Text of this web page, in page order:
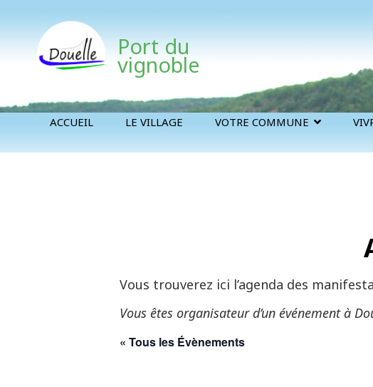
Port du
vignoble
ACCUEIL LE VILLAGE VOTRE COMMUNE
Vous trouverez ici l’agenda des
Vous êtes organisateur d’un événement à
« Tous les Évènements